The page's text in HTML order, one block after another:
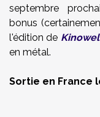
septembre
bonus
l'édition de
en métal.
Sortie en France